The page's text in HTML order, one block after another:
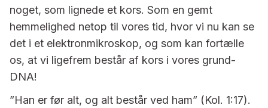
noget, som lignede et kors. Som en gemt
hemmelighed netop til vores tid, hvor vi nu kan se
det i et elektronmikroskop, og som kan fortælle
os, at vi ligefrem består af kors i vores grund-
DNA!
”Han er før alt, og alt består ved ham” (Kol. 1:17).